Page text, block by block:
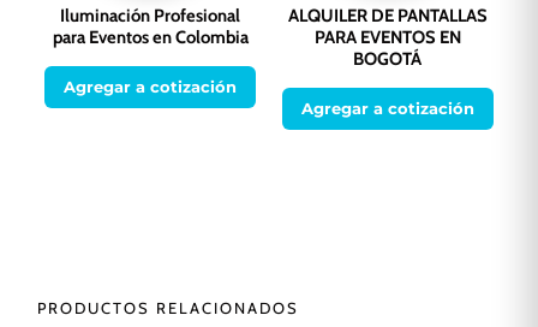
Iluminación Profesional
para Eventos en Colombia
Agregar a cotización
ALQUILER DE PANTALLAS
PARA EVENTOS EN
BOGOTÁ
Agregar a cotización
PRODUCTOS RELACIONADOS